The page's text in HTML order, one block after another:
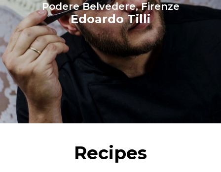
Podere Belvedere, Firenze
Edoardo Tilli
Recipes